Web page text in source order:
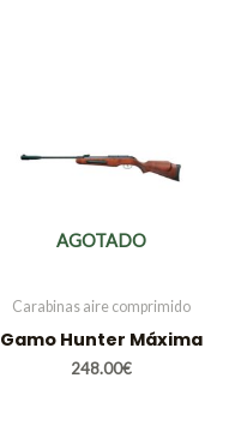
AGOTADO
Carabinas aire comprimido
Gamo Hunter Máxima
248.00€